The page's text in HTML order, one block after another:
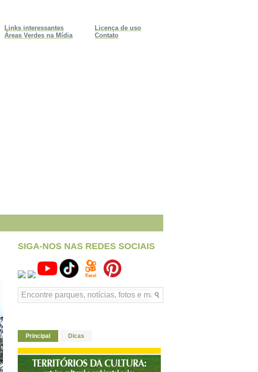
Licença de uso
Contato
Links interessantes
Áreas Verdes na Mídia
SIGA-NOS NAS REDES SOCIAIS
Principal Dicas